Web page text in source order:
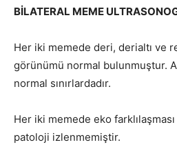
BİLATERAL MEME
Her iki memede deri, derialtı ve
görünümü normal bulunmuştur.
normal sınırlardadır.
Her iki memede eko
patoloji izlenmemiştir.